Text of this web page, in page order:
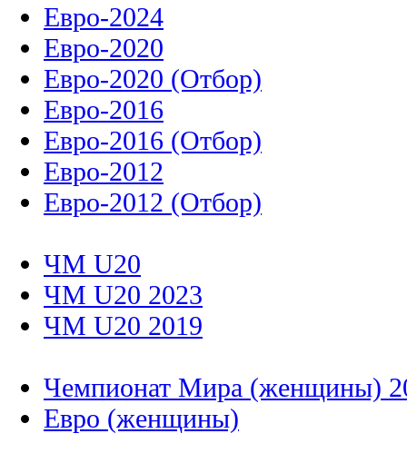
Евро-2024
Евро-2020
Евро-2020 (Отбор)
Евро-2016
Евро-2016 (Отбор)
Евро-2012
Евро-2012 (Отбор)
ЧМ U20
ЧМ U20 2023
ЧМ U20 2019
Чемпионат Мира (женщины)
Евро (женщины)